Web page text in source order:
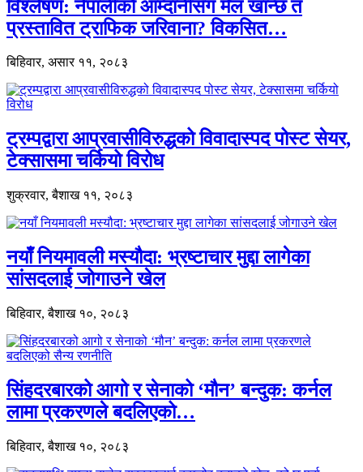
विश्लेषण: नेपालीको आम्दानीसँग मेल खान्छ त
प्रस्तावित ट्राफिक जरिवाना? विकसित…
बिहिवार, असार ११, २०८३
ट्रम्पद्वारा आप्रवासीविरुद्धको विवादास्पद पोस्ट सेयर,
टेक्सासमा चर्कियो विरोध
शुक्रवार, बैशाख ११, २०८३
नयाँ नियमावली मस्यौदा: भ्रष्टाचार मुद्दा लागेका
सांसदलाई जोगाउने खेल
बिहिवार, बैशाख १०, २०८३
सिंहदरबारको आगो र सेनाको ‘मौन’ बन्दुक: कर्नल
लामा प्रकरणले बदलिएको…
बिहिवार, बैशाख १०, २०८३